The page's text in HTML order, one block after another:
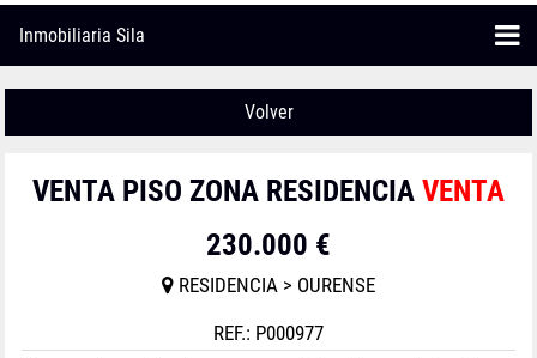
Inmobiliaria Sila
Volver
VENTA PISO ZONA RESIDENCIA VENTA
230.000 €
RESIDENCIA > OURENSE
REF.: P000977